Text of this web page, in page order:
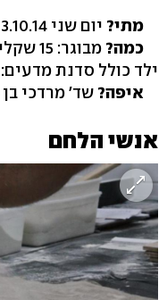
מתי? יום שני 13.10.14, בין השעות 9:00-16:00
כמה?
ילד כולל סדנת מדעים: 35 שקלים
איפה? שד' מרדכי בן פור 83,
אנשי הלחם